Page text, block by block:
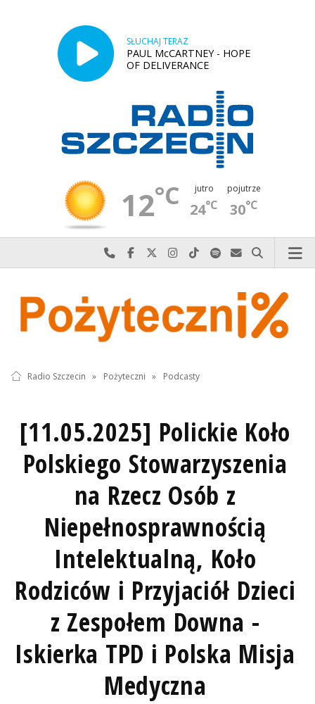
SŁUCHAJ TERAZ
PAUL McCARTNEY - HOPE
OF DELIVERANCE
12°C jutro
24°C
pojutrze
30°C
Najlepiej po prostu do nas zadzwoń
Odwiedź nas na Facebook-u
Odwiedź nas na X
Odwiedź nas na Instagram-ie
Odwiedź nas na TikTok-u
Szukaj nas na Spotify
Wyślij do nas
Szukaj
Radio Szczecin » Pożyteczni » Podcasty
[11.05.2025] Polickie Koło
Polskiego Stowarzyszenia
na Rzecz Osób z
Niepełnosprawnością
Intelektualną, Koło
Rodziców i Przyjaciół Dzieci
z Zespołem Downa -
Iskierka TPD i Polska Misja
Medyczna